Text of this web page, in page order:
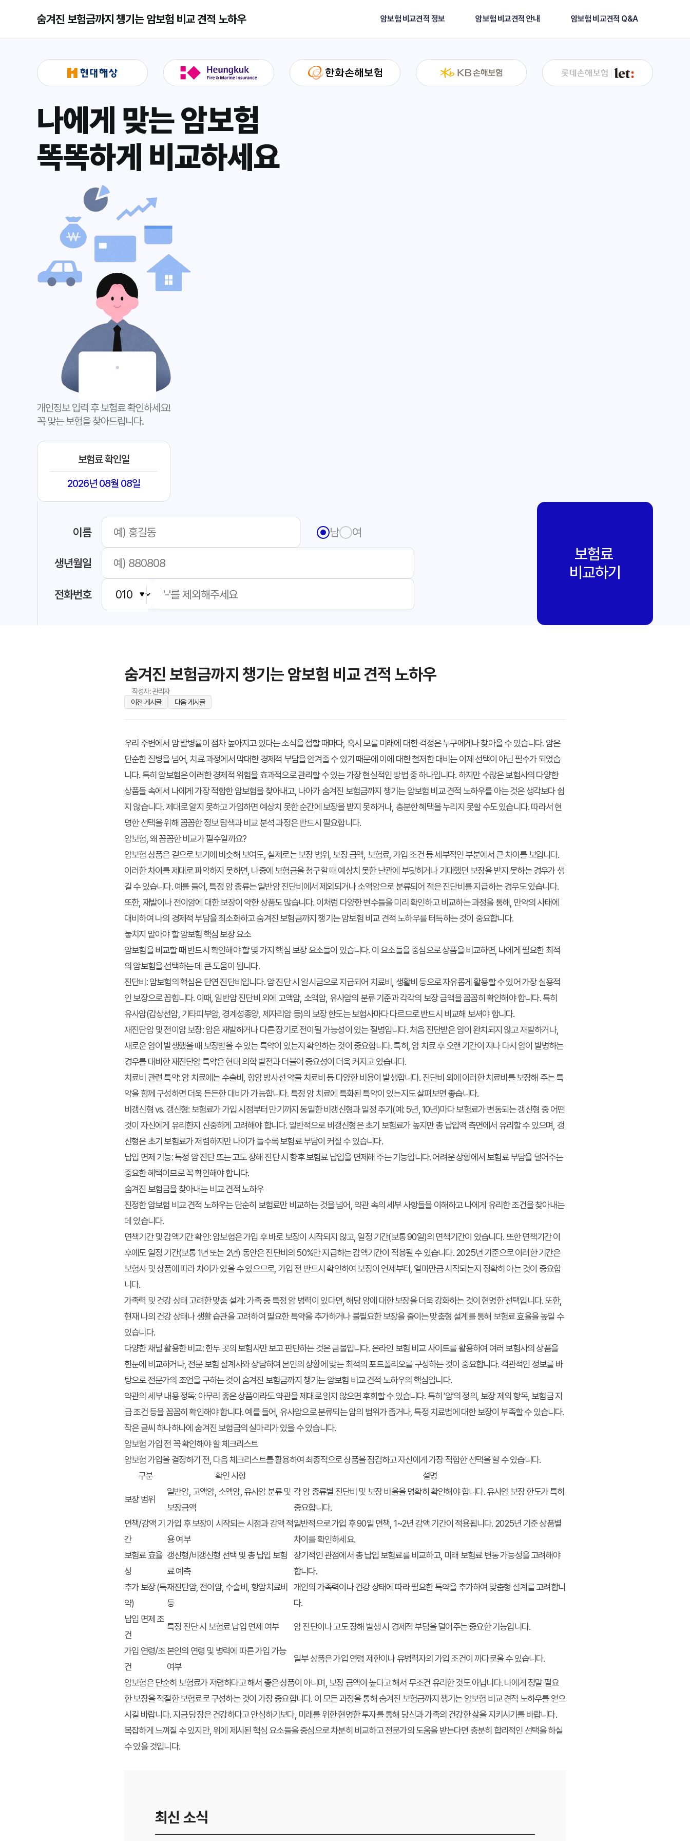
숨겨진 보험금까지 챙기는 암보험 비교 견적 노하우 암보험 비교견적 정보 암보험 비교견적 안내 암보험 비교견적 Q&A
나에게 맞는 암보험
똑똑하게 비교하세요
개인정보 입력 후 보험료 확인하세요!
꼭 맞는 보험을 찾아드립니다.
보험료 확인일
2026년 08월 08일
이름 남 여
생년월일
전화번호
보험료
비교하기
숨겨진 보험금까지 챙기는 암보험 비교 견적 노하우
작성자: 관리자
이전 게시글
다음 게시글
우리 주변에서 암 발병률이 점차 높아지고 있다는 소식을 접할 때마다, 혹시 모를 미래에 대한 걱정은 누구에게나 찾아올 수 있습니다. 암은
단순한 질병을 넘어, 치료 과정에서 막대한 경제적 부담을 안겨줄 수 있기 때문에 이에 대한 철저한 대비는 이제 선택이 아닌 필수가 되었습
니다. 특히 암보험은 이러한 경제적 위험을 효과적으로 관리할 수 있는 가장 현실적인 방법 중 하나입니다. 하지만 수많은 보험사의 다양한
상품들 속에서 나에게 가장 적합한 암보험을 찾아내고, 나아가숨겨진 보험금까지 챙기는 암보험 비교 견적 노하우를 아는 것은 생각보다 쉽
지 않습니다. 제대로 알지 못하고 가입하면 예상치 못한 순간에 보장을 받지 못하거나, 충분한 혜택을 누리지 못할 수도 있습니다. 따라서 현
명한 선택을 위해 꼼꼼한 정보 탐색과 비교 분석 과정은 반드시 필요합니다.
암보험, 왜 꼼꼼한 비교가 필수일까요?
암보험 상품은 겉으로 보기에 비슷해 보여도, 실제로는 보장 범위, 보장 금액, 보험료, 가입 조건 등 세부적인 부분에서 큰 차이를 보입니다.
이러한 차이를 제대로 파악하지 못하면, 나중에 보험금을 청구할 때 예상치 못한 난관에 부딪히거나 기대했던 보장을 받지 못하는 경우가 생
길 수 있습니다. 예를 들어, 특정 암 종류는 일반암 진단비에서 제외되거나 소액암으로 분류되어 적은 진단비를 지급하는 경우도 있습니다.
또한, 재발이나 전이암에 대한 보장이 약한 상품도 많습니다. 이처럼 다양한 변수들을 미리 확인하고 비교하는 과정을 통해, 만약의 사태에
대비하여 나의 경제적 부담을 최소화하고숨겨진 보험금까지 챙기는 암보험 비교 견적 노하우를 터득하는 것이 중요합니다.
놓치지 말아야 할 암보험 핵심 보장 요소
암보험을 비교할 때 반드시 확인해야 할 몇 가지 핵심 보장 요소들이 있습니다. 이 요소들을 중심으로 상품을 비교하면, 나에게 필요한 최적
의 암보험을 선택하는 데 큰 도움이 됩니다.
진단비:암보험의 핵심은 단연 진단비입니다. 암 진단 시 일시금으로 지급되어 치료비, 생활비 등으로 자유롭게 활용할 수 있어 가장 실용적
인 보장으로 꼽힙니다. 이때, 일반암 진단비 외에 고액암, 소액암, 유사암의 분류 기준과 각각의 보장 금액을 꼼꼼히 확인해야 합니다. 특히
유사암(갑상선암, 기타피부암, 경계성종양, 제자리암 등)의 보장 한도는 보험사마다 다르므로 반드시 비교해 보셔야 합니다.
재진단암 및 전이암 보장:암은 재발하거나 다른 장기로 전이될 가능성이 있는 질병입니다. 처음 진단받은 암이 완치되지 않고 재발하거나,
새로운 암이 발생했을 때 보장받을 수 있는 특약이 있는지 확인하는 것이 중요합니다. 특히, 암 치료 후 오랜 기간이 지나 다시 암이 발병하는
경우를 대비한 재진단암 특약은 현대 의학 발전과 더불어 중요성이 더욱 커지고 있습니다.
치료비 관련 특약:암 치료에는 수술비, 항암 방사선 약물 치료비 등 다양한 비용이 발생합니다. 진단비 외에 이러한 치료비를 보장해 주는 특
약을 함께 구성하면 더욱 든든한 대비가 가능합니다. 특정 암 치료에 특화된 특약이 있는지도 살펴보면 좋습니다.
비갱신형 vs. 갱신형: 보험료가 가입 시점부터 만기까지 동일한 비갱신형과 일정 주기(예: 5년, 10년)마다 보험료가 변동되는 갱신형 중 어떤
것이 자신에게 유리한지 신중하게 고려해야 합니다. 일반적으로 비갱신형은 초기 보험료가 높지만 총 납입액 측면에서 유리할 수 있으며, 갱
신형은 초기 보험료가 저렴하지만 나이가 들수록 보험료 부담이 커질 수 있습니다.
납입 면제 기능:특정 암 진단 또는 고도 장해 진단 시 향후 보험료 납입을 면제해 주는 기능입니다. 어려운 상황에서 보험료 부담을 덜어주는
중요한 혜택이므로 꼭 확인해야 합니다.
숨겨진 보험금을 찾아내는 비교 견적 노하우
진정한암보험 비교 견적 노하우는 단순히 보험료만 비교하는 것을 넘어, 약관 속의 세부 사항들을 이해하고 나에게 유리한 조건을 찾아내는
데 있습니다.
면책기간 및 감액기간 확인:암보험은 가입 후 바로 보장이 시작되지 않고, 일정 기간(보통 90일)의 면책기간이 있습니다. 또한 면책기간 이
후에도 일정 기간(보통 1년 또는 2년) 동안은 진단비의 50%만 지급하는 감액기간이 적용될 수 있습니다. 2025년 기준으로 이러한 기간은
보험사 및 상품에 따라 차이가 있을 수 있으므로, 가입 전 반드시 확인하여 보장이 언제부터, 얼마만큼 시작되는지 정확히 아는 것이 중요합
니다.
가족력 및 건강 상태 고려한 맞춤 설계:가족 중 특정 암 병력이 있다면, 해당 암에 대한 보장을 더욱 강화하는 것이 현명한 선택입니다. 또한,
현재 나의 건강 상태나 생활 습관을 고려하여 필요한 특약을 추가하거나 불필요한 보장을 줄이는 맞춤형 설계를 통해 보험료 효율을 높일 수
있습니다.
다양한 채널 활용한 비교:한두 곳의 보험사만 보고 판단하는 것은 금물입니다. 온라인 보험 비교 사이트를 활용하여 여러 보험사의 상품을
한눈에 비교하거나, 전문 보험 설계사와 상담하여 본인의 상황에 맞는 최적의 포트폴리오를 구성하는 것이 중요합니다. 객관적인 정보를 바
탕으로 전문가의 조언을 구하는 것이 숨겨진 보험금까지 챙기는 암보험 비교 견적 노하우의 핵심입니다.
약관의 세부 내용 정독: 아무리 좋은 상품이라도 약관을 제대로 읽지 않으면 후회할 수 있습니다. 특히 '암'의 정의, 보장 제외 항목, 보험금 지
급 조건 등을 꼼꼼히 확인해야 합니다. 예를 들어, 유사암으로 분류되는 암의 범위가 좁거나, 특정 치료법에 대한 보장이 부족할 수 있습니다.
작은 글씨 하나하나에 숨겨진 보험금의 실마리가 있을 수 있습니다.
암보험 가입 전 꼭 확인해야 할 체크리스트
암보험 가입을 결정하기 전, 다음 체크리스트를 활용하여 최종적으로 상품을 점검하고 자신에게 가장 적합한 선택을 할 수 있습니다.
구분
확인 사항 설명
보장 범위
일반암, 고액암, 소액암, 유사암 분류 및
보장금액
각 암 종류별 진단비 및 보장 비율을 명확히 확인해야 합니다. 유사암 보장 한도가 특히
중요합니다.
면책/감액 기
간
가입 후 보장이 시작되는 시점과 감액 적
용 여부
일반적으로 가입 후 90일 면책, 1~2년 감액 기간이 적용됩니다. 2025년 기준 상품별
차이를 확인하세요.
보험료 효율
성
갱신형/비갱신형 선택 및 총 납입 보험
료 예측
장기적인 관점에서 총 납입 보험료를 비교하고, 미래 보험료 변동 가능성을 고려해야
합니다.
추가 보장 (특
약)
재진단암, 전이암, 수술비, 항암치료비
등
개인의 가족력이나 건강 상태에 따라 필요한 특약을 추가하여 맞춤형 설계를 고려합니
다.
납입 면제 조
건
특정 진단 시 보험료 납입 면제 여부 암 진단이나 고도 장해 발생 시 경제적 부담을 덜어주는 중요한 기능입니다.
가입 연령/조
건
본인의 연령 및 병력에 따른 가입 가능
여부
일부 상품은 가입 연령 제한이나 유병력자의 가입 조건이 까다로울 수 있습니다.
암보험은 단순히 보험료가 저렴하다고 해서 좋은 상품이 아니며, 보장 금액이 높다고 해서 무조건 유리한 것도 아닙니다. 나에게 정말 필요
한 보장을 적절한 보험료로 구성하는 것이 가장 중요합니다. 이 모든 과정을 통해 숨겨진 보험금까지 챙기는 암보험 비교 견적 노하우를 얻으
시길 바랍니다. 지금 당장은 건강하다고 안심하기보다, 미래를 위한 현명한 투자를 통해 당신과 가족의 건강한 삶을 지키시기를 바랍니다.
복잡하게 느껴질 수 있지만, 위에 제시된 핵심 요소들을 중심으로 차분히 비교하고 전문가의 도움을 받는다면 충분히 합리적인 선택을 하실
수 있을 것입니다.
최신 소식